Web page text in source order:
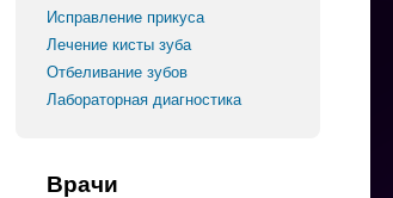
Исправление прикуса
Лечение кисты зуба
Отбеливание зубов
Лабораторная диагностика
Врачи